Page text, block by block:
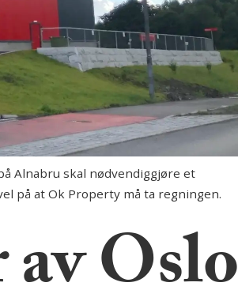
Alnabru skal nødvendiggjøre et
på at Ok Property må ta regningen.